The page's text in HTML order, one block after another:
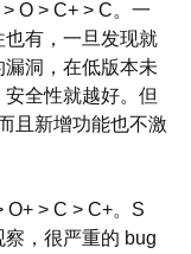
> O > C+ > C。一
有，一旦发现就
洞，在低版本未
全性就越好。但
且新增功能也不激
O+ > C > C+。S
，很严重的 bug